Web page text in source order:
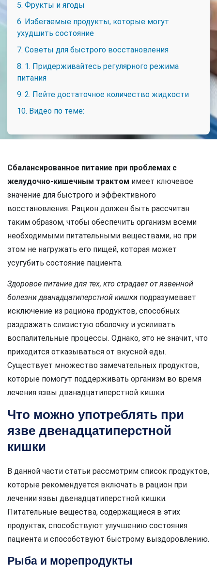
5. Фрукты и ягоды
6. Избегаемые продукты, которые могут
ухудшить состояние
7. Советы для быстрого восстановления
8. 1. Придерживайтесь регулярного режима
питания
9. 2. Пейте достаточное количество жидкости
10. Видео по теме:
Сбалансированное питание при проблемах с
желудочно-кишечным трактом имеет ключевое
значение для быстрого и эффективного
восстановления. Рацион должен быть рассчитан
таким образом, чтобы обеспечить организм всеми
необходимыми питательными веществами, но при
этом не нагружать его пищей, которая может
усугубить состояние пациента.
Здоровое питание для тех, кто страдает от язвенной
болезни дванадцатиперстной кишки подразумевает
исключение из рациона продуктов, способных
раздражать слизистую оболочку и усиливать
воспалительные процессы. Однако, это не значит, что
приходится отказываться от вкусной еды.
Существует множество замечательных продуктов,
которые помогут поддерживать организм во время
лечения язвы дванадцатиперстной кишки.
Что можно употреблять при
язве двенадцатиперстной
кишки
В данной части статьи рассмотрим список продуктов,
которые рекомендуется включать в рацион при
лечении язвы двенадцатиперстной кишки.
Питательные вещества, содержащиеся в этих
продуктах, способствуют улучшению состояния
пациента и способствуют быстрому выздоровлению.
Рыба и морепродукты